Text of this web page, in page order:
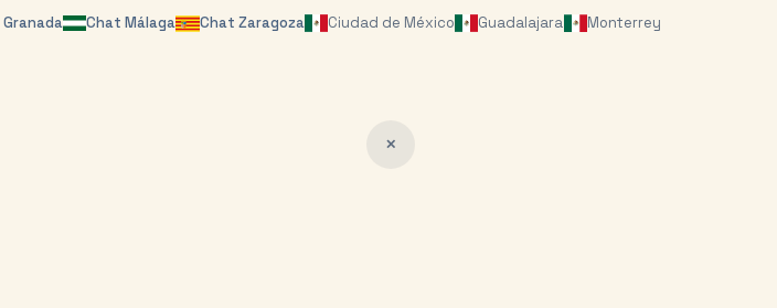
Granada ChatMálaga Chat Zaragoza Ciudad de México Guadalajara
Monterrey
✕